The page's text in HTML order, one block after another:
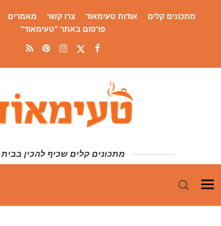
מתכונים קלים אודות טעימאוד צרו קשר מאמרים
פרסום באתר "טעימאוד"
מתכונים קלים שכיף להכין בבית